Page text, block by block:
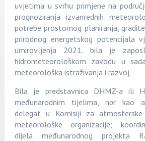
uvjetima u svrhu primjene na
prognoziranja izvanrednih
potrebe prostornog planiranja,
prirodnog energetskog potencijala
umirovljenja 2021. bila je
hidrometeorološkom zavodu u
meteorološka istraživanja i razvoj.
Bila je predstavnica DHMZ-a ili
međunarodnim tijelima, npr. kao
delegat u Komisiji za atmosferske
meteorološke organizacije;
dijela međunarodnog projekta